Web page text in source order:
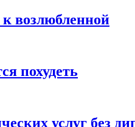
возлюбленной
похудеть
услуг без